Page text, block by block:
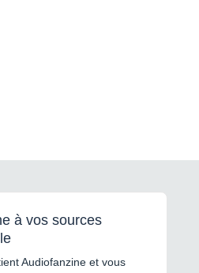
à vos sources
Audiofanzine et vous